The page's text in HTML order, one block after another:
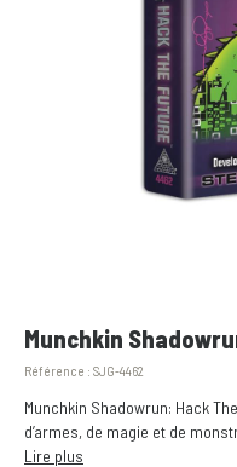
Munchkin
Référence : SJG-4462
Munchkin Shadowrun: Hack
d’armes, de magie et de
réalité et plongez dans encore
Lire plus